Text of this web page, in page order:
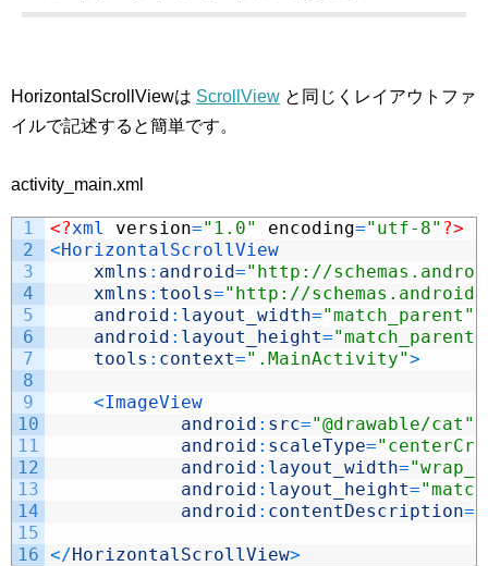
HorizontalScrollViewは ScrollView と同じくレイアウトファ
イルで記述すると簡単です。
activity_main.xml
1
2
3
4
5
6
7
8
9
10
11
12
13
14
15
16
<?xml version="1.0" encoding="utf-8" ?>
<HorizontalScrollView
xmlns : android="http://
xmlns : tools="http://
android : layout_width="match_parent"
android : layout_height="match_parent"
tools : context=".MainActivity">
<ImageView
android : src="@drawable/cat"
android : scaleType=
android : layout_width=
android : layout_height=
android : contentDescription=
</HorizontalScrollView>